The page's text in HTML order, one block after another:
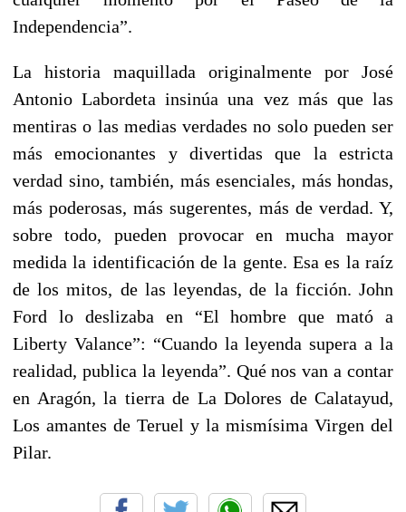
Independencia”.
La historia maquillada originalmente por José
Antonio Labordeta insinúa una vez más que las
mentiras o las medias verdades no solo pueden ser
más emocionantes y divertidas que la estricta
verdad sino, también, más esenciales, más hondas,
más poderosas, más sugerentes, más de verdad. Y,
sobre todo, pueden provocar en mucha mayor
medida la identificación de la gente. Esa es la raíz
de los mitos, de las leyendas, de la ficción. John
Ford lo deslizaba en “El hombre que mató a
Liberty Valance”: “Cuando la leyenda supera a la
realidad, publica la leyenda”. Qué nos van a contar
en Aragón, la tierra de La Dolores de Calatayud,
Los amantes de Teruel y la mismísima Virgen del
Pilar.